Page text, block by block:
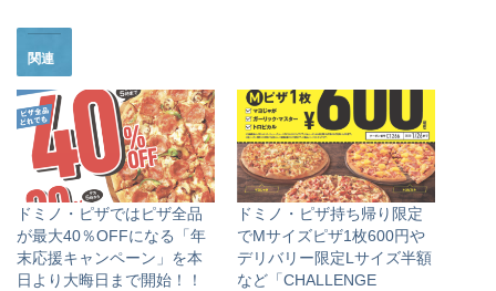
関連
ドミノ・ピザではピザ全品
が最大40％OFFになる「年
末応援キャンペーン」を本
日より大晦日まで開始！！
ドミノ・ピザ持ち帰り限定
でMサイズピザ1枚600円や
デリバリー限定Lサイズ半額
など「CHALLENGE